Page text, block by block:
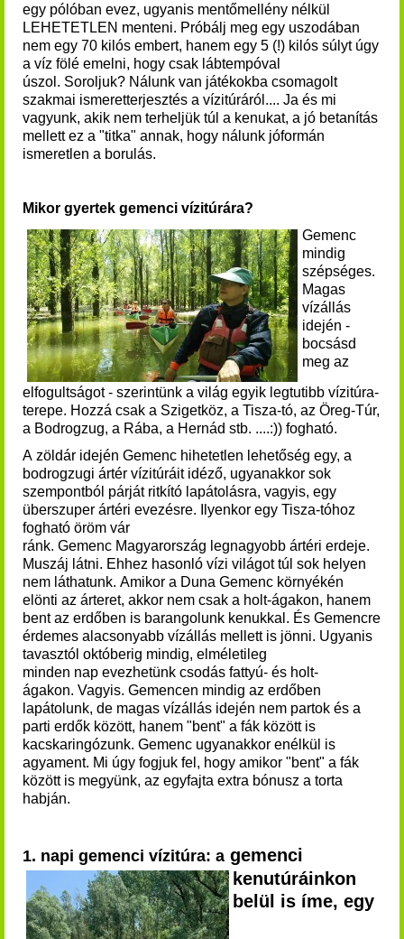
egy pólóban evez, ugyanis mentőmellény nélkül
LEHETETLEN menteni. Próbálj meg egy uszodában
nem egy 70 kilós embert, hanem egy 5 (!) kilós súlyt úgy
a víz fölé emelni, hogy csak lábtempóval
úszol. Soroljuk? Nálunk van játékokba csomagolt
szakmai ismeretterjesztés a vízitúráról.... Ja és mi
vagyunk, akik nem terheljük túl a kenukat, a jó betanítás
mellett ez a "titka" annak, hogy nálunk jóformán
ismeretlen a borulás.
Mikor gyertek gemenci vízitúrára?
Gemenc
mindig
szépséges.
Magas
vízállás
idején -
bocsásd
meg az
elfogultságot - szerintünk a világ egyik legtutibb vízitúra-
terepe. Hozzá csak a Szigetköz, a Tisza-tó, az Öreg-Túr,
a Bodrogzug, a Rába, a Hernád stb. ....:)) fogható.
A zöldár idején Gemenc hihetetlen lehetőség egy, a
bodrogzugi ártér vízitúráit idéző, ugyanakkor sok
szempontból párját ritkító lapátolásra, vagyis, egy
überszuper ártéri evezésre. Ilyenkor egy Tisza-tóhoz
fogható öröm vár
ránk. Gemenc Magyarország legnagyobb ártéri erdeje.
Muszáj látni. Ehhez hasonló vízi világot túl sok helyen
nem láthatunk. Amikor a Duna Gemenc környékén
elönti az árteret, akkor nem csak a holt-ágakon, hanem
bent az erdőben is barangolunk kenukkal. És Gemencre
érdemes alacsonyabb vízállás mellett is jönni. Ugyanis
tavasztól októberig mindig, elméletileg
minden nap evezhetünk csodás fattyú- és holt-
ágakon. Vagyis. Gemencen mindig az erdőben
lapátolunk, de magas vízállás idején nem partok és a
parti erdők között, hanem "bent" a fák között is
kacskaringózunk. Gemenc ugyanakkor enélkül is
agyament. Mi úgy fogjuk fel, hogy amikor "bent" a fák
között is megyünk, az egyfajta extra bónusz a torta
habján.
1. napi gemenci vízitúra: a gemenci
kenutúráinkon
belül is íme, egy